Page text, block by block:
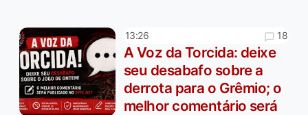
13:26 18
A Voz da Torcida: deixe
seu desabafo sobre a
derrota para o Grêmio; o
melhor comentário será